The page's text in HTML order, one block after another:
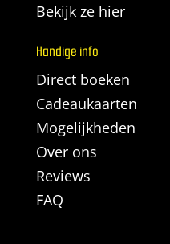
Bekijk ze hier
Handige info
Direct boeken
Cadeaukaarten
Mogelijkheden
Over ons
Reviews
FAQ